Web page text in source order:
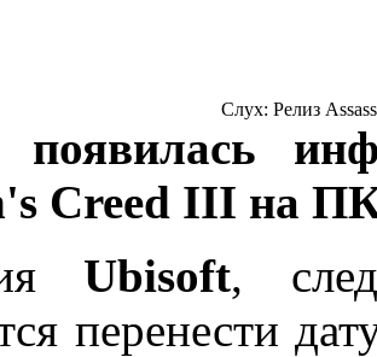
Слух: Релиз
Creed III на
Ubisoft,
перенести